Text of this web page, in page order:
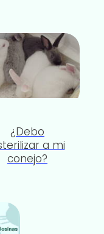
¿Debo
a mi
conejo?